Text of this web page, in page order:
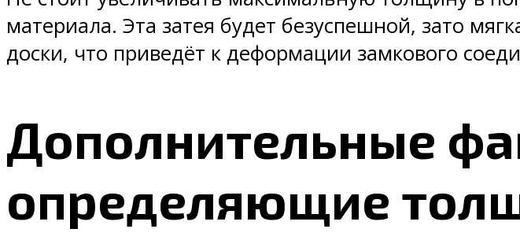
материала. Эта затея будет безуспешной, зато
доски, что приведёт к деформации замкового
Дополнительные
определяющие